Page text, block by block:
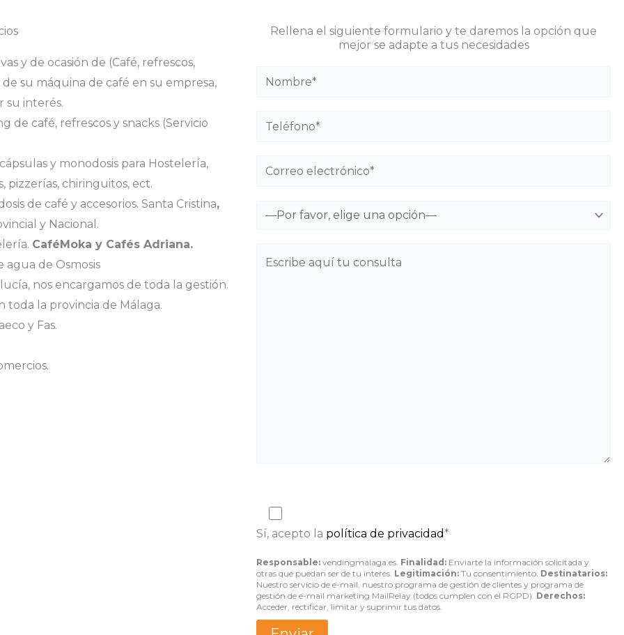
y de ocasión de (Café, refrescos,
de su máquina de café en su empresa,
su interés.
de café, refrescos y snacks (Servicio
y monodosis para Hostelería,
pizzerías, chiringuitos, ect.
de café y accesorios. Santa Cristina,
y Nacional.
CaféMoka y Cafés Adriana.
de Osmosis
nos encargamos de toda la gestión.
toda la provincia de Málaga.
y Fas.
Rellena el siguiente formulario y te daremos la opción que
mejor se adapte a tus necesidades
Sí, acepto la política de privacidad*
Responsable: vendingmalaga.es. Finalidad: Enviarte la información solicitada y
otras que puedan ser de tu interés. Legitimación: Tu consentimiento. Destinatarios:
Nuestro servicio de e-mail, nuestro programa de gestión de clientes y programa de
gestión de e-mail marketing MailRelay (todos cumplen con el RGPD). Derechos:
Acceder, rectificar, limitar y suprimir tus datos.